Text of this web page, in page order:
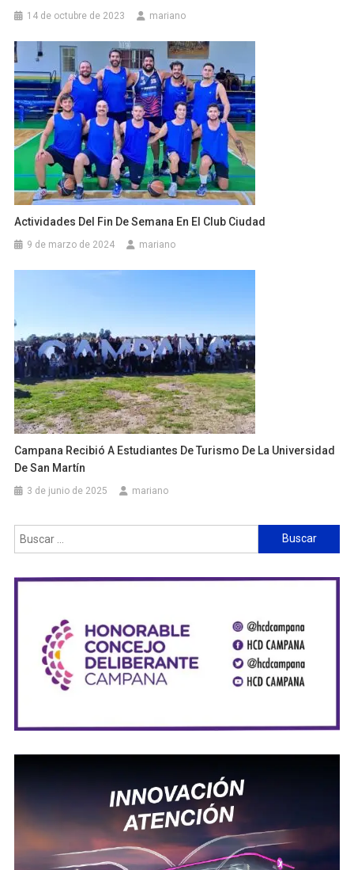
14 de octubre de 2023 mariano
Actividades Del Fin De Semana En El Club Ciudad
9 de marzo de 2024 mariano
Campana Recibió A Estudiantes De Turismo De La Universidad
De San Martín
3 de junio de 2025 mariano
Buscar: